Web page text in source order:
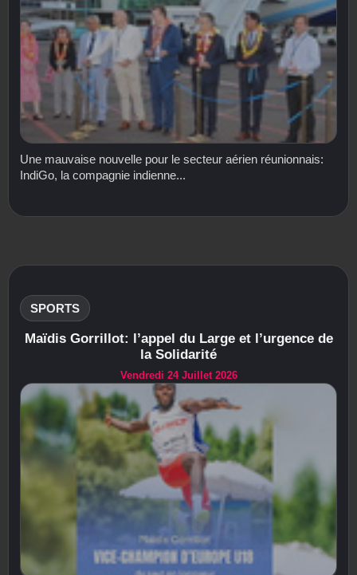
Une mauvaise nouvelle pour le secteur aérien réunionnais:
IndiGo, la compagnie indienne...
SPORTS
Maïdis Gorrillot: l’appel du Large et l’urgence de
la Solidarité
Vendredi 24 Juillet 2026